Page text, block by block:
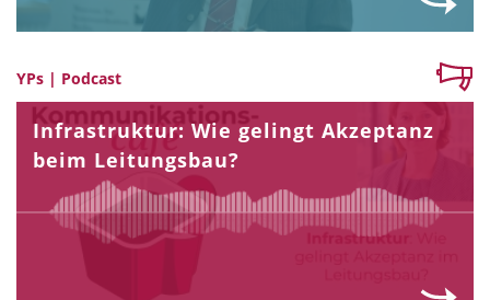
YPs | Podcast
Infrastruktur: Wie gelingt Akzeptanz
beim Leitungsbau?